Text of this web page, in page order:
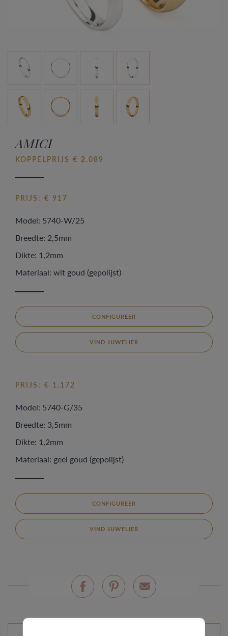
AMICI
KOPPELPRIJS € 2.089
PRIJS: € 917
Model: 5740-W/25
Breedte: 2,5mm
Dikte: 1,2mm
Materiaal: wit goud (gepolijst)
CONFIGUREER
VIND JUWELIER
PRIJS: € 1.172
Model: 5740-G/35
Breedte: 3,5mm
Dikte: 1,2mm
Materiaal: geel goud (gepolijst)
CONFIGUREER
VIND JUWELIER